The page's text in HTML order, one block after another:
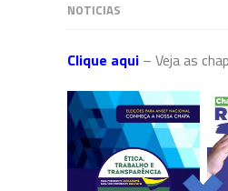
NOTICIAS
Clique aqui – Veja as